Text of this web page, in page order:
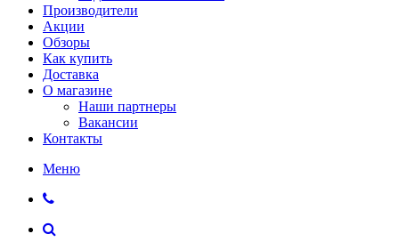
Производители
Акции
Обзоры
Как купить
Доставка
О магазине
Наши партнеры
Вакансии
Контакты
Меню